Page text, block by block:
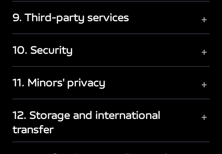
9. Third-party services +
10. Security +
11. Minors' privacy +
12. Storage and international
transfer
+